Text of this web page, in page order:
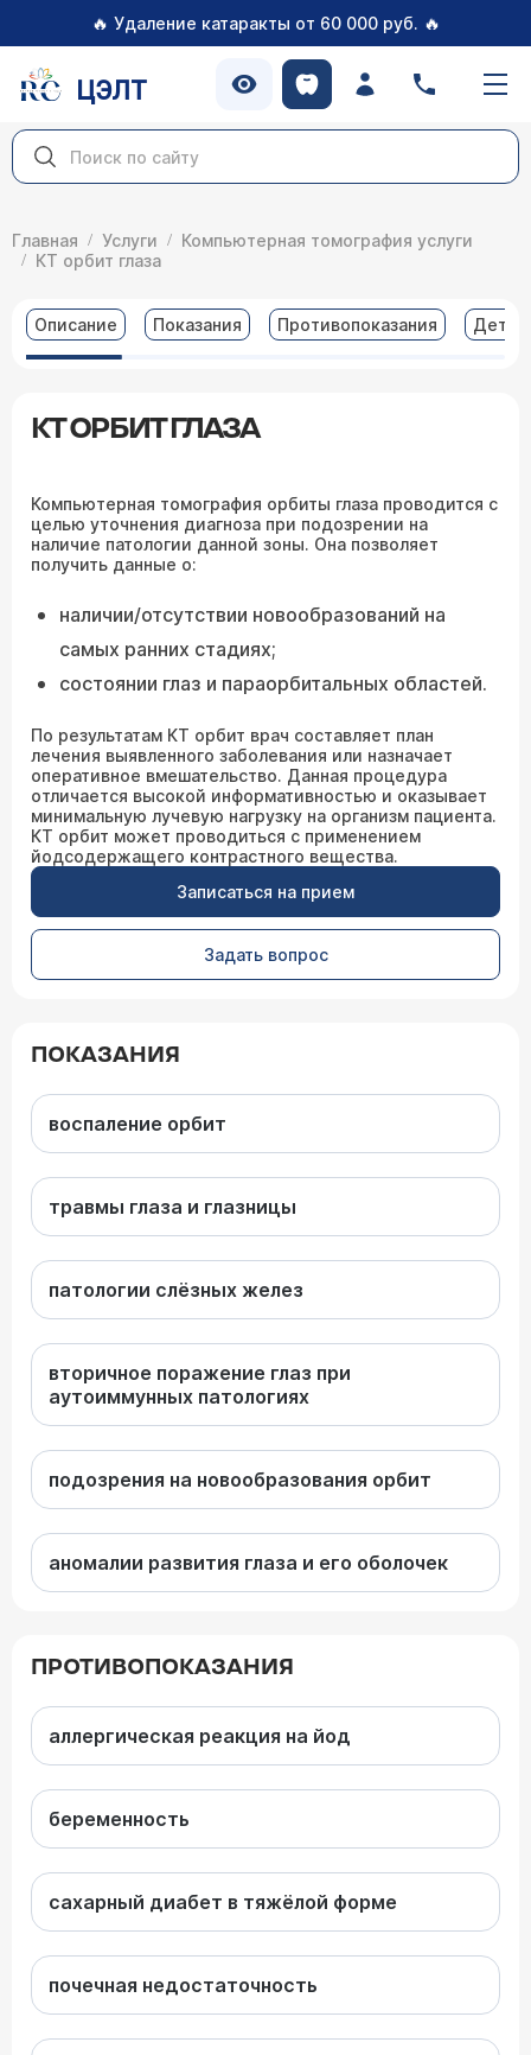
🔥 Удаление катаракты от 60 000 руб. 🔥
ЦЭЛТ
Главная Услуги
Компьютерная томография услуги
КТ орбит глаза
Описание Показания Противопоказания
КТ ОРБИТ ГЛАЗА
Компьютерная томография орбиты глаза проводится с
целью уточнения диагноза при подозрении на
наличие патологии данной зоны. Она позволяет
получить данные о:
наличии/отсутствии новообразований на
самых ранних стадиях;
состоянии глаз и параорбитальных областей.
По результатам КТ орбит врач составляет план
лечения выявленного заболевания или назначает
оперативное вмешательство. Данная процедура
отличается высокой информативностью и оказывает
минимальную лучевую нагрузку на организм пациента.
КТ орбит может проводиться с применением
йодсодержащего контрастного вещества.
Записаться на прием
Задать вопрос
ПОКАЗАНИЯ
воспаление орбит
травмы глаза и глазницы
патологии слёзных желез
вторичное поражение глаз при
аутоиммунных патологиях
подозрения на новообразования орбит
аномалии развития глаза и его оболочек
ПРОТИВОПОКАЗАНИЯ
аллергическая реакция на йод
беременность
сахарный диабет в тяжёлой форме
почечная недостаточность